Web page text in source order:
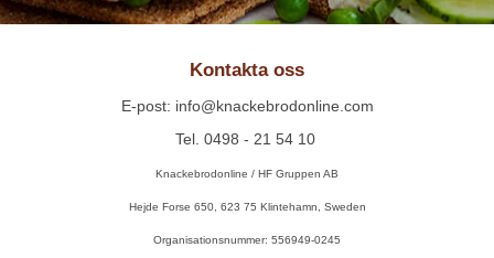
Kontakta oss
E-post: info@knackebrodonline.com
Tel. 0498 - 21 54 10
Knackebrodonline / HF Gruppen AB
Hejde Forse 650, 623 75 Klintehamn, Sweden
Organisationsnummer: 556949-0245